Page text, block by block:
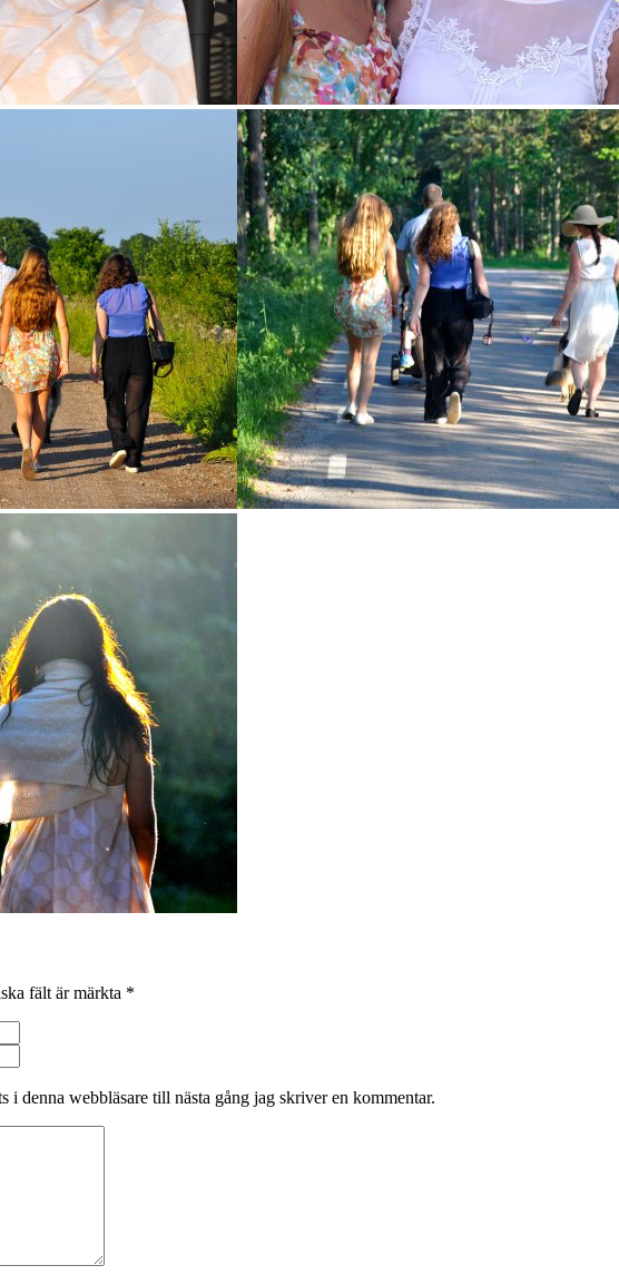
fält är märkta *
i denna webbläsare till nästa gång jag skriver en kommentar.